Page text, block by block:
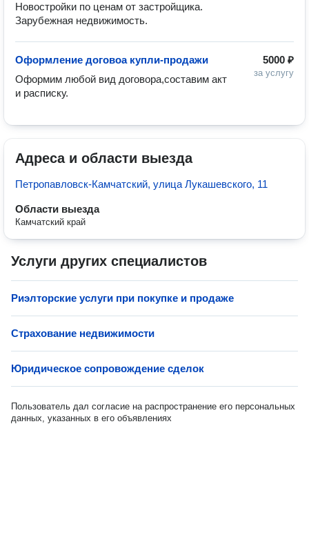
Новостройки по ценам от застройщика.
Зарубежная недвижимость.
5000 ₽
за услугу
Оформление договоа купли-продажи
Оформим любой вид договора,составим акт
и расписку.
Адреса и области выезда
Петропавловск-Камчатский, улица Лукашевского, 11
Области выезда
Камчатский край
Услуги других специалистов
Риэлторские услуги при покупке и продаже
Страхование недвижимости
Юридическое сопровождение сделок
Пользователь дал согласие на распространение его персональных
данных, указанных в его объявлениях